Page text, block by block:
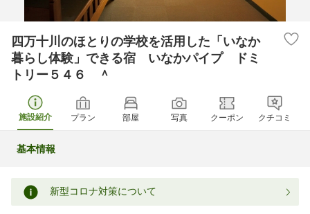
四万十川のほとりの学校を活用した「いなか
暮らし体験」できる宿 いなかパイプ ドミ
トリー５４６ ＾
施設紹介 プラン 部屋 写真 クーポン クチコミ
基本情報
新型コロナ対策について